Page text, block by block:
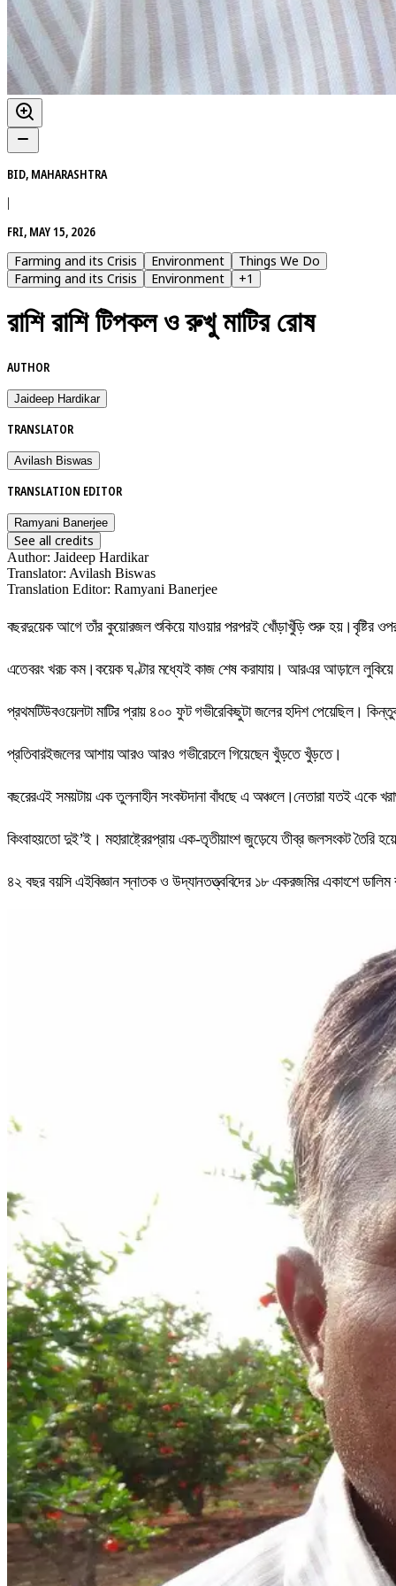
BID, MAHARASHTRA
|
FRI, MAY 15, 2026
Farming and its Crisis
Environment
Things We Do
Farming and its Crisis
Environment +1
রাশি রাশি টিপকল ও রুখু মাটির রোষ
AUTHOR
Jaideep Hardikar
TRANSLATOR
Avilash Biswas
TRANSLATION EDITOR
Ramyani Banerjee
See all credits
Author: Jaideep Hardikar
Translator: Avilash Biswas
Translation Editor: Ramyani Banerjee
বছরদুয়েক আগে তাঁর কুয়োরজল শুকিয়ে যাওয়ার পরপরই খোঁড়াখুঁড়ি শুরু হয়।বৃষ্টির
এতেবরং খরচ কম।কয়েক ঘণ্টার মধ্যেই কাজ শেষ করাযায়। আরএর আড়ালে
প্রথমটিউবওয়েলটা মাটির প্রায় ৪০০ ফুট গভীরেকিছুটা জলের হদিশ পেয়েছিল।
প্রতিবারইজলের আশায় আরও আরও গভীরেচলে গিয়েছেন খুঁড়তে খুঁড়তে।
বছরেরএই সময়টায় এক তুলনাহীন সংকটদানা বাঁধছে এ অঞ্চলে।নেতারা যতই একে
কিংবাহয়তো দুই’ই। মহারাষ্ট্রেরপ্রায় এক-তৃতীয়াংশ জুড়েযে তীব্র জলসংকট তৈরি
৪২ বছর বয়সি এইবিজ্ঞান স্নাতক ও উদ্যানতত্ত্ববিদের ১৮ একরজমির একাংশে